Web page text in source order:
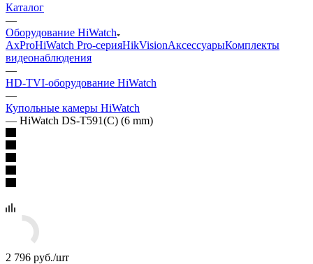
Каталог
—
Оборудование HiWatch
AxProHiWatch Pro-серияHikVisionАксессуарыКомплекты
видеонаблюдения
—
HD-TVI-оборудование HiWatch
—
Купольные камеры HiWatch
— HiWatch DS-T591(C) (6 mm)
2 796 руб./шт